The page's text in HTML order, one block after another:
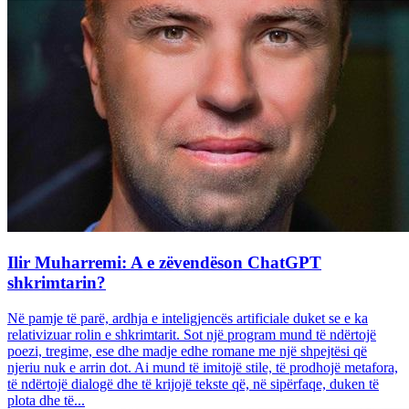
Ilir Muharremi: A e zëvendëson ChatGPT
shkrimtarin?
Në pamje të parë, ardhja e inteligjencës artificiale duket se e ka
relativizuar rolin e shkrimtarit. Sot një program mund të ndërtojë
poezi, tregime, ese dhe madje edhe romane me një shpejtësi që
njeriu nuk e arrin dot. Ai mund të imitojë stile, të prodhojë metafora,
të ndërtojë dialogë dhe të krijojë tekste që, në sipërfaqe, duken të
plota dhe të...